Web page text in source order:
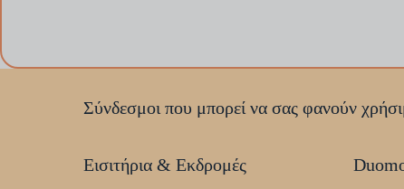
Σύνδεσμοι που μπορεί να σας φανούν
Εισιτήρια & Εκδρομές